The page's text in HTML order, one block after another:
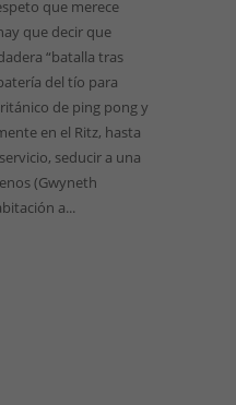
que merece
que decir que
“batalla tras
del tío para
de ping pong y
en el Ritz, hasta
seducir a una
(Gwyneth
a...